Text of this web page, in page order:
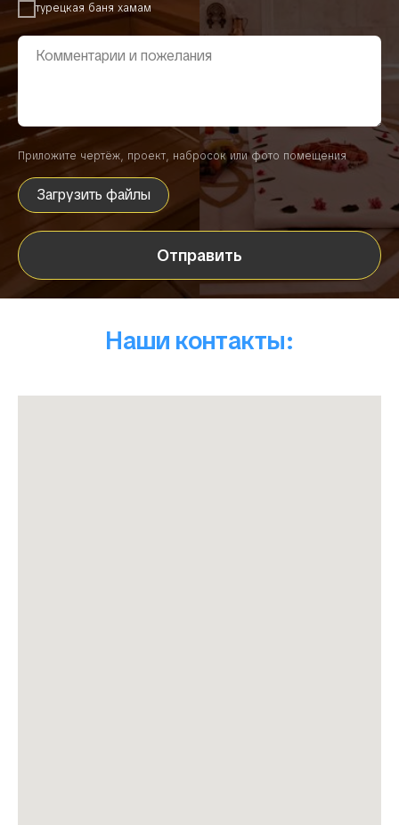
турецкая баня хамам
Приложите чертёж, проект, набросок или фото помещения
Загрузить файлы
Отправить
Наши контакты: